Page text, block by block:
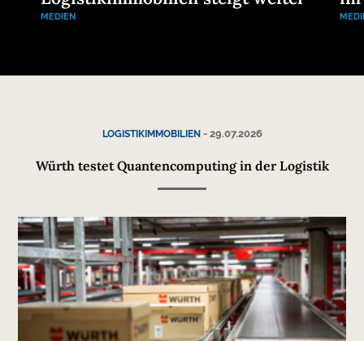
MEDIEN
LOGISTIKIMMOBILIEN- 29.07.2026
Würth testet Quantencomputing in der Logistik